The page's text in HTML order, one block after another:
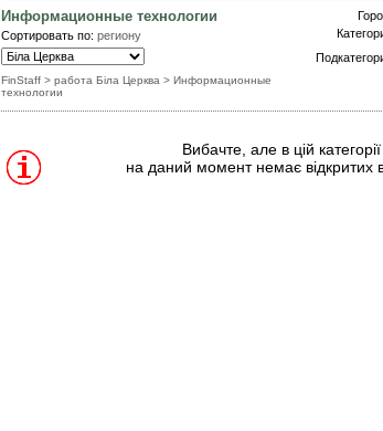
Информационные технологии
Сортировать по: региону
FinStaff > работа Біла Церква > Информационные
технологии
Вибачте, але в цій категорії
на даний момент немає відкритих